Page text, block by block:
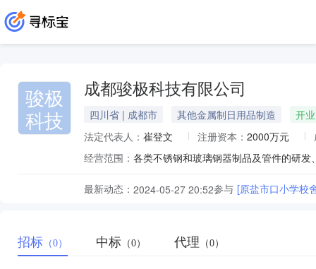
骏极
科技
成都骏极科技有限公司
四川省 | 成都市 其他金属制日用品制造
开业
法定代表人： 崔登文 注册资本： 2000万元
经营范围：
最新动态： 2024-05-27 20:52参与 [原盐市口小学校
招标 （0） 中标 （0） 代理 （0）